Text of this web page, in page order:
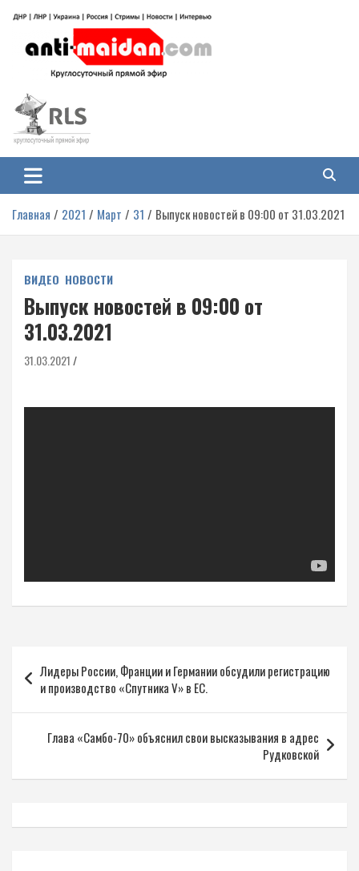
содержимому
Антимайдан: Гражданская война
на Украине
гражданской войне на Украине, включая события в Новороссии, ДНР,
ЛНР и других регионах.
Главная 2021 Март 31 Выпуск новостей в 09:00 от 31.03.2021
ВИДЕО НОВОСТИ
Выпуск новостей в 09:00 от
31.03.2021
31.03.2021
по
записям
Лидеры России, Франции и Германии обсудили регистрацию
и производство «Спутника V» в ЕС.
Глава «Самбо-70» объяснил свои высказывания в адрес
Рудковской